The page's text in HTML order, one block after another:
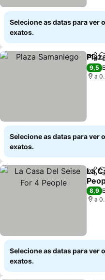
Selecione as datas para ver
exatos.
9,5
a
Selecione as datas para ver
exatos.
La
8,9
a
Selecione as datas para ver
exatos.